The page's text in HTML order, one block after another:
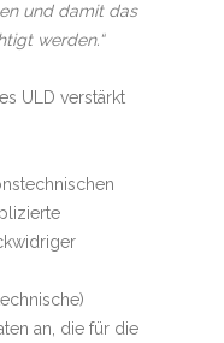
und damit das
werden.“
ULD verstärkt
an, die für die